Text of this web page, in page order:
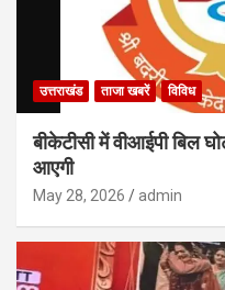
उत्तराखंड ताजा खबरें विविध
बीकेटीसी में वीआईपी बिल
आएगी
May 28, 2026 admin